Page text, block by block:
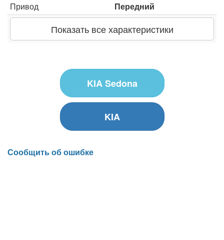
Привод Передний
Показать все характеристики
KIA Sedona
KIA
Сообщить об ошибке